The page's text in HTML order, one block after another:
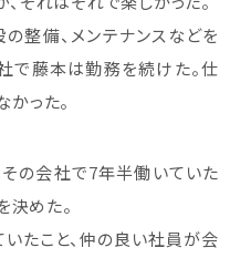
整備、メンテナンスなどを
で藤本は勤務を続けた。仕
った。
の会社で7年半働いていた
決めた。
たこと、仲の良い社員が会